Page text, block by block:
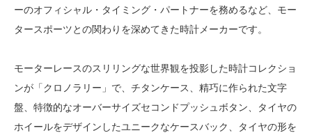
ーのオフィシャル・タイミング・パートナーを務めるなど、モー
タースポーツとの関わりを深めてきた時計メーカーです。
モーターレースのスリリングな世界観を投影した時計コレクショ
ンが「クロノラリー」で、チタンケース、精巧に作られた文字
盤、特徴的なオーバーサイズセコンドプッシュボタン、タイヤの
ホイールをデザインしたユニークなケースバック、タイヤの形を